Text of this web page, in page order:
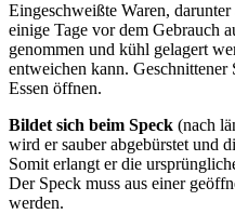
Eingeschweißte Waren, darunter
einige Tage vor dem Gebrauch
genommen und kühl gelagert
entweichen kann.
Essen öffnen.
Bildet sich beim Speck (nach
wird er sauber abgebürstet und
Somit erlangt er die
Der Speck muss aus einer
werden.